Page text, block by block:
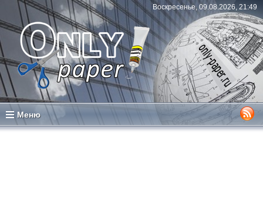
Воскресенье, 09.08.2026, 21:49
Меню